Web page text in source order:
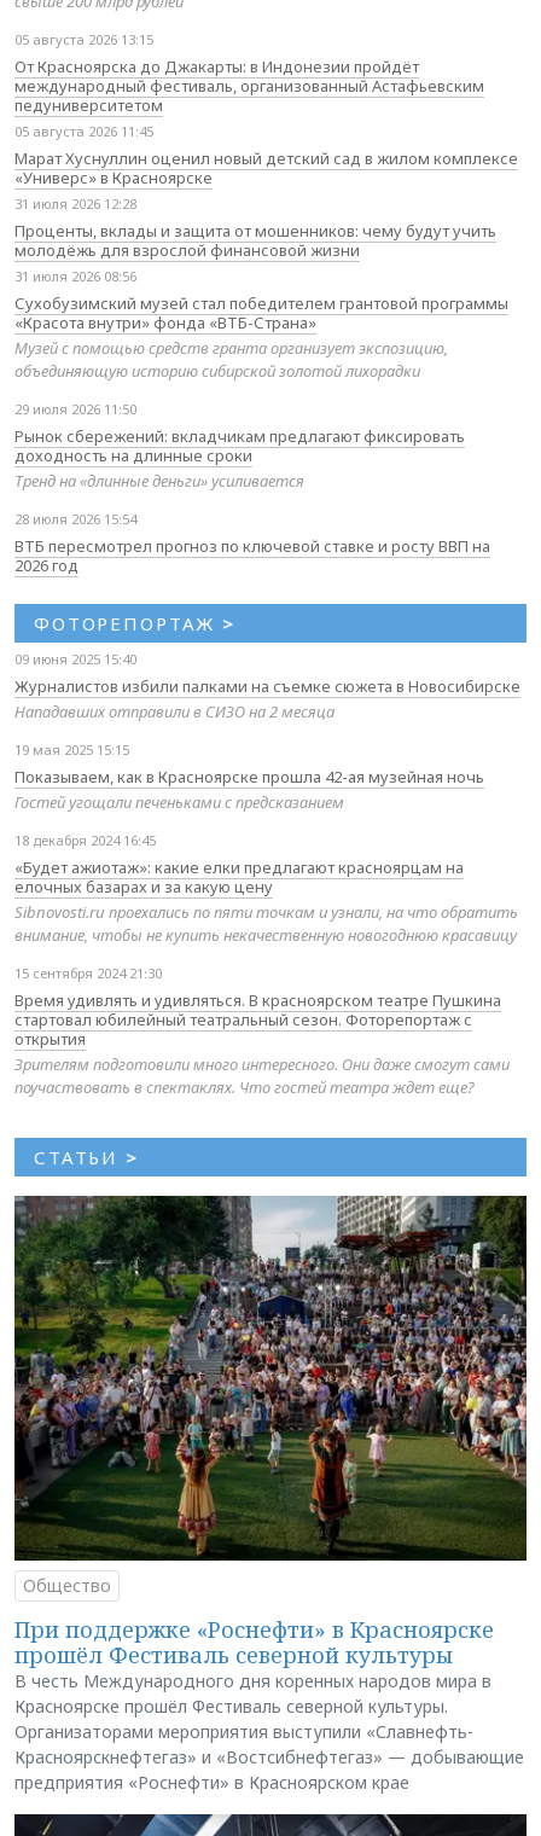
05 августа 2026 13:15
От Красноярска до Джакарты: в Индонезии пройдёт
международный фестиваль, организованный Астафьевским
педуниверситетом
05 августа 2026 11:45
Марат Хуснуллин оценил новый детский сад в жилом комплексе
«Универс» в Красноярске
31 июля 2026 12:28
Проценты, вклады и защита от мошенников: чему будут учить
молодёжь для взрослой финансовой жизни
31 июля 2026 08:56
Сухобузимский музей стал победителем грантовой программы
«Красота внутри» фонда «ВТБ-Страна»
Музей с помощью средств гранта организует экспозицию,
объединяющую историю сибирской золотой лихорадки
29 июля 2026 11:50
Рынок сбережений: вкладчикам предлагают фиксировать
доходность на длинные сроки
Тренд на «длинные деньги» усиливается
28 июля 2026 15:54
ВТБ пересмотрел прогноз по ключевой ставке и росту ВВП на
2026 год
ФОТОРЕПОРТАЖ >
09 июня 2025 15:40
Журналистов избили палками на съемке сюжета в Новосибирске
Нападавших отправили в СИЗО на 2 месяца
19 мая 2025 15:15
Показываем, как в Красноярске прошла 42-ая музейная ночь
Гостей угощали печеньками с предсказанием
18 декабря 2024 16:45
«Будет ажиотаж»: какие елки предлагают красноярцам на
елочных базарах и за какую цену
Sibnovosti.ru проехались по пяти точкам и узнали, на что обратить
внимание, чтобы не купить некачественную новогоднюю красавицу
15 сентября 2024 21:30
Время удивлять и удивляться. В красноярском театре Пушкина
стартовал юбилейный театральный сезон. Фоторепортаж с
открытия
Зрителям подготовили много интересного. Они даже смогут сами
поучаствовать в спектаклях. Что гостей театра ждет еще?
СТАТЬИ >
Общество
При поддержке «Роснефти» в Красноярске
прошёл Фестиваль северной культуры
В честь Международного дня коренных народов мира в
Красноярске прошёл Фестиваль северной культуры.
Организаторами мероприятия выступили «Славнефть-
Красноярскнефтегаз» и «Востсибнефтегаз» — добывающие
предприятия «Роснефти» в Красноярском крае